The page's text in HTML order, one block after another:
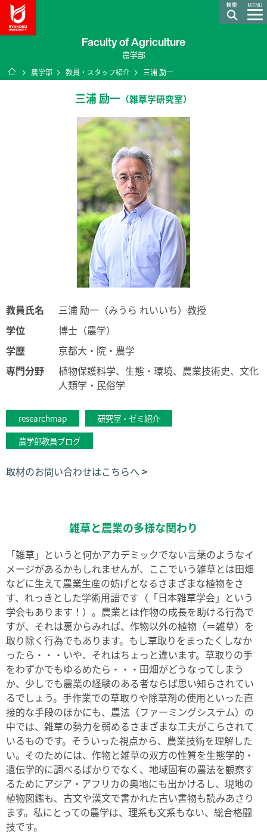
MENU
Faculty of Agriculture
農学部
ホーム
農学部 教員・スタッフ紹介 三浦 励一
三浦 励一 （雑草学研究室）
教員氏名
三浦 励一（みうら れいいち）教授
学位
博士（農学）
学歴
京都大・院・農学
専門分野
植物保護科学、生態・環境、農業技術史、文化
人類学・民俗学
researchmap
研究室・ゼミ紹介
農学部教員ブログ
取材のお問い合わせはこちらへ
雑草と農業の多様な関わり
「雑草」というと何かアカデミックでない言葉のようなイ
メージがあるかもしれませんが、ここでいう雑草とは田畑
などに生えて農業生産の妨げとなるさまざまな植物をさ
す、れっきとした学術用語です（「日本雑草学会」という
学会もあります！）。農業とは作物の成長を助ける行為で
すが、それは裏からみれば、作物以外の植物（＝雑草）を
取り除く行為でもあります。もし草取りをまったくしなか
ったら・・・いや、それはちょっと違います。草取りの手
をわずかでもゆるめたら・・・田畑がどうなってしまう
か、少しでも農業の経験のある者ならば思い知らされてい
るでしょう。手作業での草取りや除草剤の使用といった直
接的な手段のほかにも、農法（ファーミングシステム）の
中では、雑草の勢力を弱めるさまざまな工夫がこらされて
いるものです。そういった視点から、農業技術を理解した
い。そのためには、作物と雑草の双方の性質を生態学的・
遺伝学的に調べるばかりでなく、地域固有の農法を観察す
るためにアジア・アフリカの奥地にも出かけるし、現地の
植物図鑑も、古文や漢文で書かれた古い書物も読みあさり
ます。私にとっての農学は、理系も文系もない、総合格闘
技です。